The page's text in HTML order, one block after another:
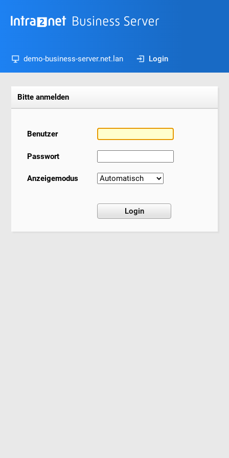
demo-business-server.net.lan Login
Bitte anmelden
Benutzer
Passwort
Anzeigemodus